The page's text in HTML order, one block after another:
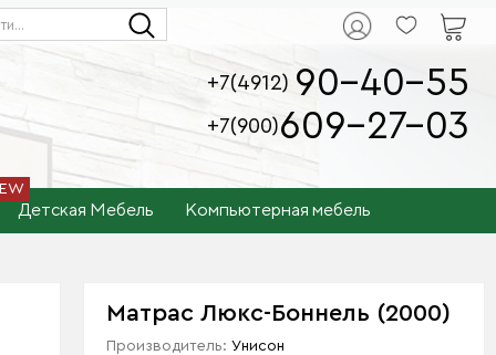
+7(4912) 90-40-55
+7(900)609-27-03
Детская Мебель Компьютерная мебель
Матрас Люкс-Боннель (2000)
Производитель:Унисон